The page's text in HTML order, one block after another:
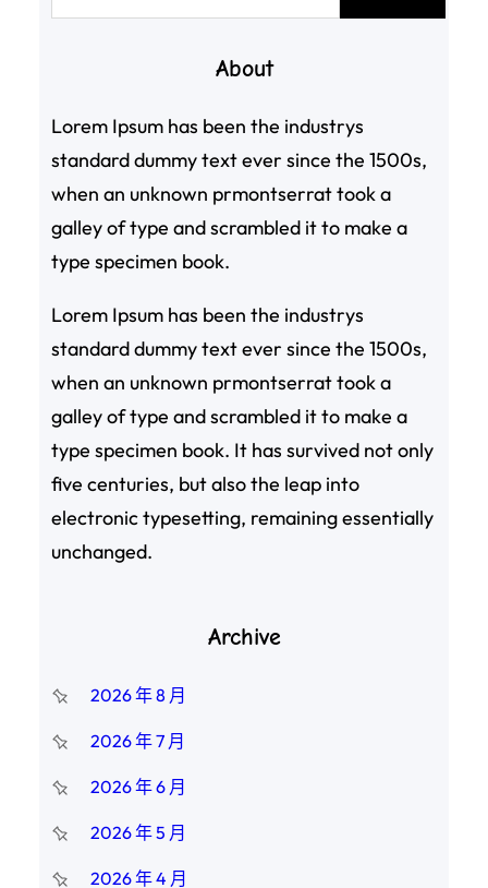
About
Lorem Ipsum has been the industrys
standard dummy text ever since the 1500s,
when an unknown prmontserrat took a
galley of type and scrambled it to make a
type specimen book.
Lorem Ipsum has been the industrys
standard dummy text ever since the 1500s,
when an unknown prmontserrat took a
galley of type and scrambled it to make a
type specimen book. It has survived not only
five centuries, but also the leap into
electronic typesetting, remaining essentially
unchanged.
Archive
2026 年 8 月
2026 年 7 月
2026 年 6 月
2026 年 5 月
2026 年 4 月